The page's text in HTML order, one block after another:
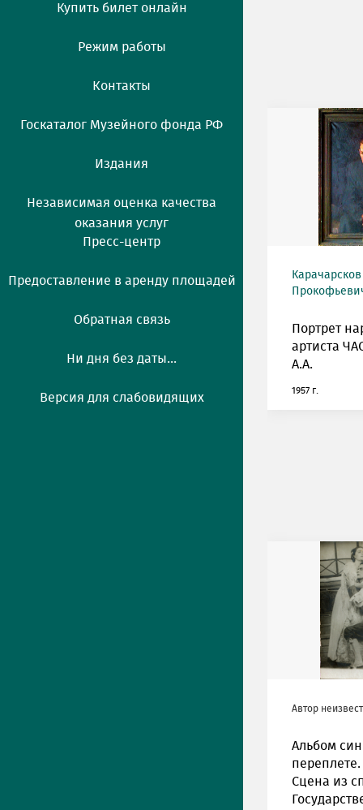
Купить билет онлайн
Режим работы
Контакты
Госкаталог Музейного фонда РФ
Издания
Независимая оценка качества
оказания услуг
Пресс-центр
Предоставление в аренду площадей
Обратная связь
Ни дня без даты...
Версия для слабовидящих
Портрет
артиста
А.А.
1957 г.
Автор
Альбом
Сцена из